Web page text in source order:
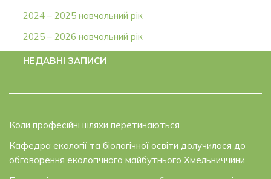
2024 – 2025 навчальний рік
2025 – 2026 навчальний рік
НЕДАВНІ ЗАПИСИ
Коли професійні шляхи перетинаються
Кафедра екології та біологічної освіти долучилася до
обговорення екологічного майбутнього Хмельниччини